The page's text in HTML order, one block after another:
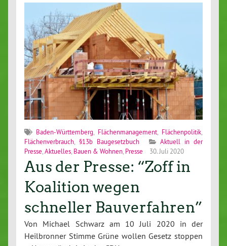
Baden-Württemberg Flächenmanagement Flächenpolitik
Flächenverbrauch ,§13b Baugesetzbuch
Aktuell in der
Presse Aktuelles Bauen & Wohnen Presse 30. Juli 2020
Aus der Presse: “Zoff in
Koalition wegen
schneller Bauverfahren”
Von Michael Schwarz am 10 Juli 2020 in der
Heilbronner Stimme Grüne wollen Gesetz stoppen